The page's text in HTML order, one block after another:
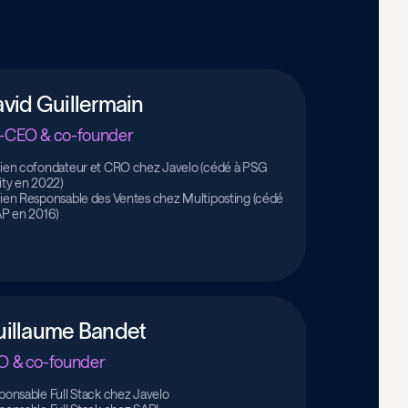
Guillermain
& co-founder
cofondateur et CRO chez Javelo (cédé à PSG
en 2022)
Responsable des Ventes chez Multiposting (cédé
en 2016)
Bandet
& co-founder
Full Stack chez Javelo